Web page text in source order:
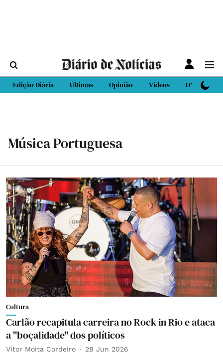
Edição Diária Últimas Opinião Vídeos DN Sport
Música Portuguesa
Cultura
Carlão recapitula carreira no Rock in Rio e ataca
a "boçalidade" dos políticos
Vítor Moita Cordeiro 28 Jun 2026